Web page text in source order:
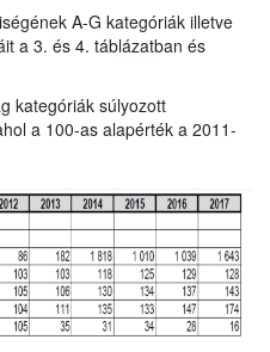
A-G kategóriák illetve
a 3. és 4. táblázatban és
kategóriák súlyozott
a 100-as alapérték a 2011-